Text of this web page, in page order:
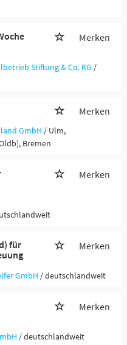
Merken
Stiftung & Co. KG /
Merken
GmbH / Ulm,
Bremen
Merken
für
Merken
GmbH / deutschlandweit
Merken
/ deutschlandweit